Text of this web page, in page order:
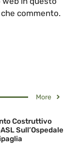
commento.
More
Costruttivo
Sull’Ospedale